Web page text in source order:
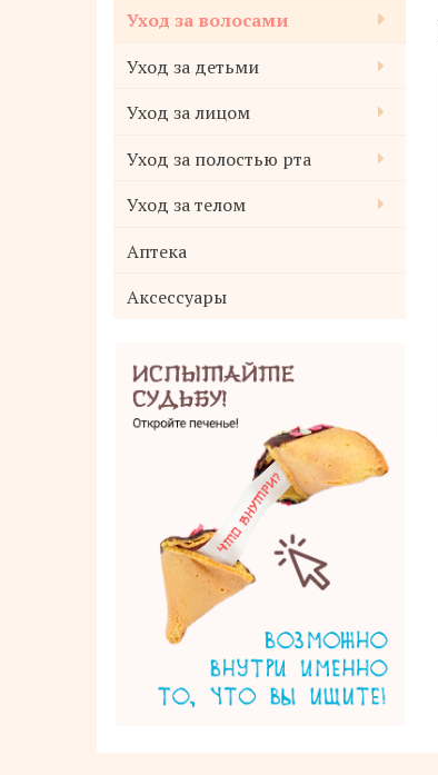
Уход за волосами
Уход за детьми
Уход за лицом
Уход за полостью рта
Уход за телом
Аптека
Аксессуары
Эссенция для лица ESTHETIC HOUSE
КОЛЛАГЕН И РАСТИТ. ЭКСТРАКТЫ
COLLAGEN HERB COMPLEX ESSENCE,
840 руб.
Нет в наличии